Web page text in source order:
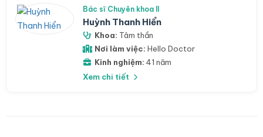
Bác sĩ Chuyên khoa II
Huỳnh Thanh Hiển
Khoa: Tâm thần
Nơi làm việc: Hello Doctor
Kinh nghiệm: 41 năm
Xem chi tiết